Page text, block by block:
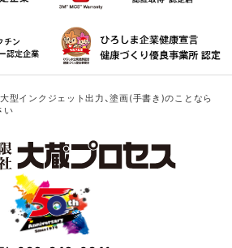
型インクジェット出力、塗画(手書き)のことなら
い